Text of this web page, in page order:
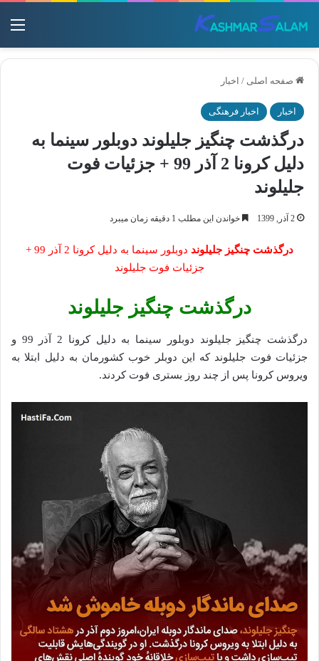
صفحه اصلی / اخبار
اخبار اخبار فرهنگی
درگذشت چنگیز جلیلوند دوبلور سینما به
دلیل کرونا 2 آذر 99 + جزئیات فوت
جلیلوند
2 آذر, 1399 خواندن این مطلب 1 دقیقه زمان میبرد
درگذشت چنگیز جلیلوند
دوبلور سینما به دلیل کرونا 2 آذر 99 +
جزئیات فوت جلیلوند
درگذشت چنگیز جلیلوند
درگذشت چنگیز جلیلوند دوبلور سینما به دلیل کرونا 2 آذر 99 و
جزئیات فوت جلیلوند که این دوبلر خوب کشورمان به دلیل ابتلا به
ویروس کرونا پس از چند روز بستری فوت کردند.